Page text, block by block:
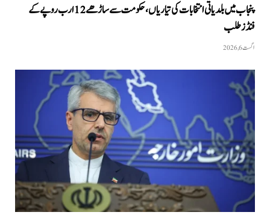
پنجاب میں بلدیاتی انتخابات کی تیاریاں، حکومت سے ساڑھے 12 ارب روپے کے
فنڈز طلب
اگست 6, 2026